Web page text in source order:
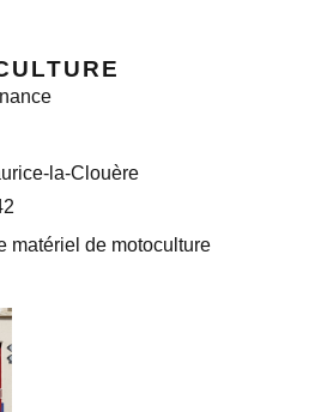
la-Clouère
matériel de motoculture